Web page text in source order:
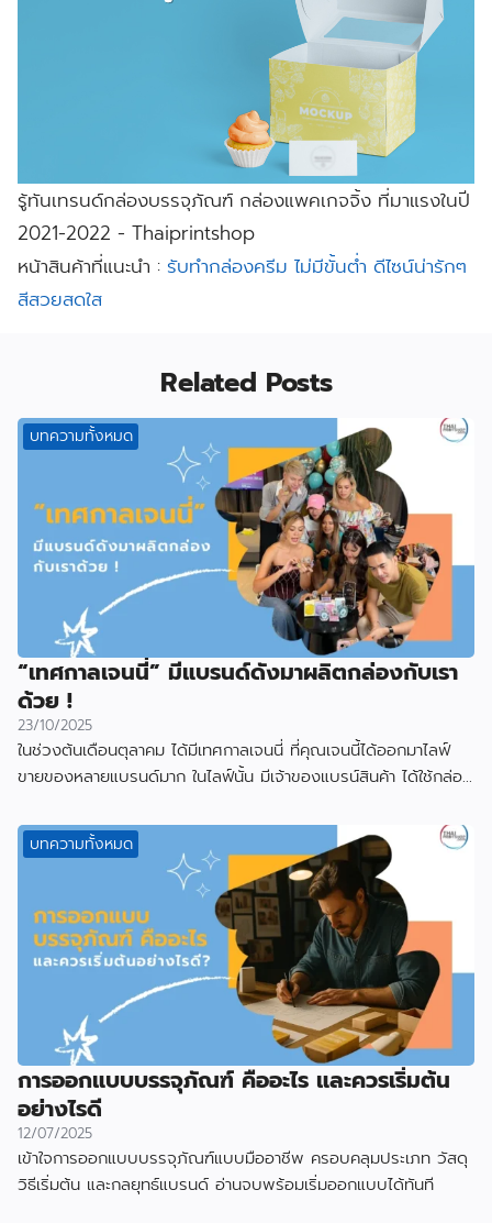
รู้ทันเทรนด์กล่องบรรจุภัณฑ์ กล่องแพคเกจจิ้ง ที่มาแรงในปี
2021-2022 - Thaiprintshop
หน้าสินค้าที่แนะนำ : รับทำกล่องครีม ไม่มีขั้นต่ำ ดีไซน์น่ารักๆ
สีสวยสดใส
Related Posts
บทความทั้งหมด
“เทศกาลเจนนี่” มีแบรนด์ดังมาผลิตกล่องกับเรา
ด้วย !
23/10/2025
ในช่วงต้นเดือนตุลาคม ได้มีเทศกาลเจนนี่ ที่คุณเจนนี้ได้ออกมาไลฟ์
ขายของหลายแบรนด์มาก ในไลฟ์นั้น มีเจ้าของแบรน์สินค้า ได้ใช้กล่อง
บทความทั้งหมด
การออกแบบบรรจุภัณฑ์ คืออะไร และควรเริ่มต้น
อย่างไรดี
12/07/2025
เข้าใจการออกแบบบรรจุภัณฑ์แบบมืออาชีพ ครอบคลุมประเภท วัสดุ
วิธีเริ่มต้น และกลยุทธ์แบรนด์ อ่านจบพร้อมเริ่มออกแบบได้ทันที